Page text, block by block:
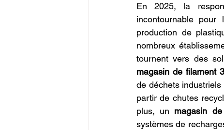
En 2025, la
incontournable pour
production de
nombreux
magasin de filament
de déchets
partir de chutes
plus, un magasin
systèmes de